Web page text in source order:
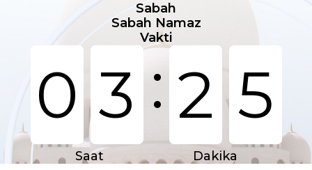
Sabah
Sabah Namaz
Vakti
0 3 : 2 5
Saat Dakika